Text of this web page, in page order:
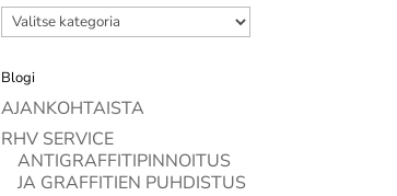
Kategoriat
Blogi
AJANKOHTAISTA
RHV SERVICE
ANTIGRAFFITIPINNOITUS
JA GRAFFITIEN PUHDISTUS